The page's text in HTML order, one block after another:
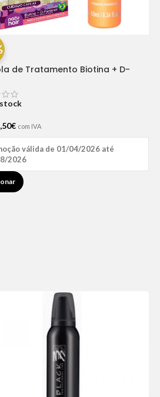
de Tratamento Biotina + D-
€ com IVA
válida de 01/04/2026 até
2026